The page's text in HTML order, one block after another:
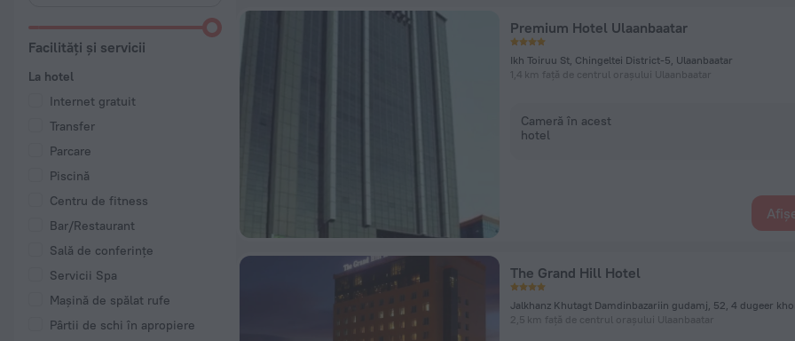
Facilități și servicii
La hotel
Internet gratuit
Transfer
Parcare
Piscină
Centru de fitness
Bar/Restaurant
Sală de conferințe
Servicii Spa
Mașină de spălat rufe
Pârtii de schi în apropiere
Premium Hotel Ulaanbaatar
Ikh Toiruu St, Chingeltei District-5, Ulaanbaatar
1,4 km față de centrul orașului Ulaanbaatar
Cameră în acest
hotel
The Grand Hill Hotel
2,5 km față de centrul orașului Ulaanbaatar